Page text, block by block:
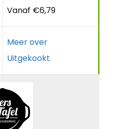
Vanaf €6,79
Meer over
Uitgekookt